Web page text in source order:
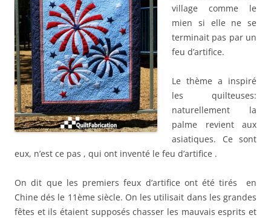
village comme le
mien si elle ne se
terminait pas par un
feu d’artifice.
Le thème a inspiré
les quilteuses:
naturellement la
palme revient aux
asiatiques. Ce sont
eux, n’est ce pas , qui ont inventé le feu d’artifice .
On dit que les premiers feux d’artifice ont été tirés en
Chine dés le 11ème siècle. On les utilisait dans les grandes
fêtes et ils étaient supposés chasser les mauvais esprits et